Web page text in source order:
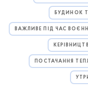
БУДИНОК
ВАЖЛИВЕ ПІД ЧАС
ПОСТАЧАННЯ